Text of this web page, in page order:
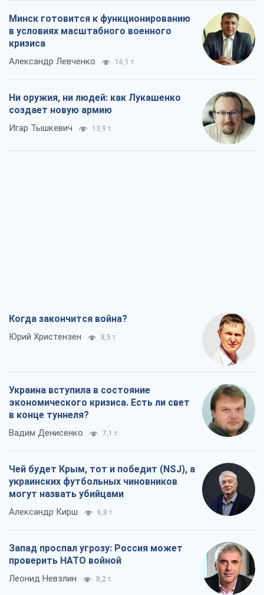
Минск готовится к функционированию
в условиях масштабного военного
кризиса
Александр Левченко 16,1 т.
Ни оружия, ни людей: как Лукашенко
создает новую армию
Игар Тышкевич 13,9 т.
Когда закончится война?
Юрий Христензен 8,5 т.
Украина вступила в состояние
экономического кризиса. Есть ли свет
в конце туннеля?
Вадим Денисенко 7,1 т.
Чей будет Крым, тот и победит (NSJ), а
украинских футбольных чиновников
могут назвать убийцами
Александр Кирш 6,8 т.
Запад проспал угрозу: Россия может
проверить НАТО войной
Леонид Невзлин 8,2 т.